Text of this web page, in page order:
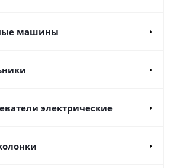
машины
электрические